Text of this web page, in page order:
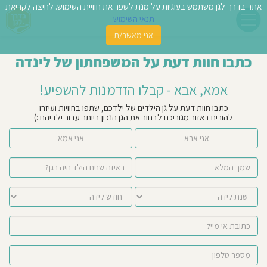
כתבו חוות דעת על המשפחתון של לינדה
אמא, אבא - קבלו הזדמנות להשפיע!
כתבו חוות דעת על גן הילדים של ילדכם, שתפו בחוויות ועיזרו
להורים באזור מגוריכם לבחור את הגן הנכון ביותר עבור ילדיהם :)
אני אמא אני אבא
אתר בדרך לגן משתמש בעוגיות על מנת לשפר את חוויית השימוש. לחיצה לקריאת
תנאי השימוש
אני מאשר/ת